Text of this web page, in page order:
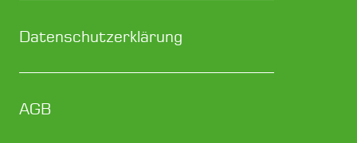
Datenschutzerklärung
AGB